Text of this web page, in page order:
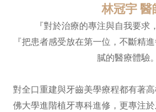
林冠宇 醫
『對於治療的專注與自我要求
『把患者感受放在第一位，不斷精
膩的醫療體驗
對全口重建與牙齒美學療程都有著
佛大學進階植牙專科進修，更專注